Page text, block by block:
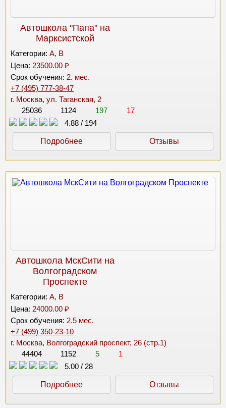
Автошкола "Папа" на
Марксистской
Категории: A, B
Цена: 23500.00 ₽
Срок обучения: 2. мес.
+7 (495) 777-38-47
г. Москва, ул. Таганская, 2
25036
1124 197
17
4.88 / 194
Подробнее Отзывы
Автошкола МскСити на
Волгоградском
Проспекте
Категории: A, B
Цена: 24000.00 ₽
Срок обучения: 2.5 мес.
+7 (499) 350-23-10
г. Москва, Волгоградский проспект, 26 (стр.1)
44404
1152 5
1
5.00 / 28
Подробнее Отзывы